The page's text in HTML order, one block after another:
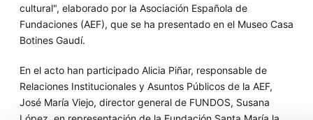
cultural", elaborado por la Asociación Española de
Fundaciones (AEF), que se ha presentado en el Museo Casa
Botines Gaudí.
En el acto han participado Alicia Piñar, responsable de
Relaciones Institucionales y Asuntos Públicos de la AEF,
José María Viejo, director general de FUNDOS, Susana